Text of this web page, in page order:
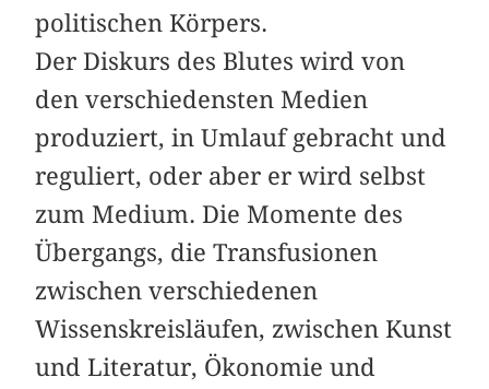
politischen Körpers.
Der Diskurs des Blutes wird von
den verschiedensten Medien
produziert, in Umlauf gebracht und
reguliert, oder aber er wird selbst
zum Medium. Die Momente des
Übergangs, die Transfusionen
zwischen verschiedenen
Wissenskreisläufen, zwischen Kunst
und Literatur, Ökonomie und